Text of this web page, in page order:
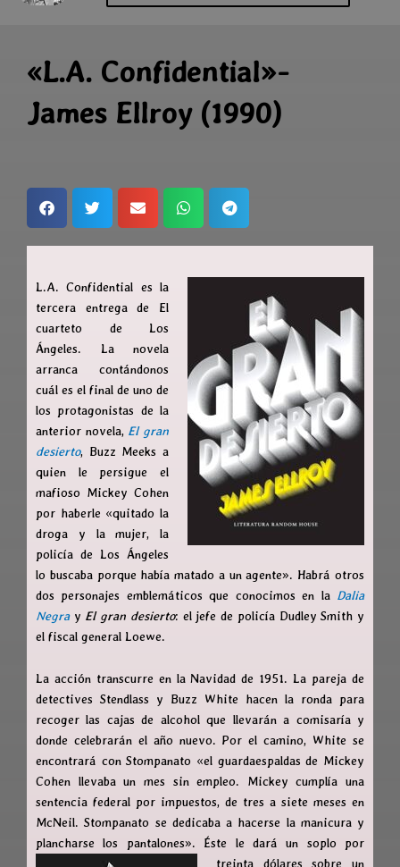
«L.A. Confidential»-
James Ellroy (1990)
L.A. Confidential es la
tercera entrega de El
cuarteto de Los
Ángeles. La novela
arranca contándonos
cuál es el final de uno de
los protagonistas de la
anterior novela, El gran
desierto, Buzz Meeks a
quien le persigue el
mafioso Mickey Cohen
por haberle «quitado la
droga y la mujer, la
policía de Los Ángeles
lo buscaba porque había matado a un agente». Habrá otros
dos personajes emblemáticos que conocimos en laDalia
Negray El gran desierto: el jefe de policía Dudley Smith y
el fiscal general Loewe.
La acción transcurre en la Navidad de 1951. La pareja de
detectives Stendlass y Buzz White hacen la ronda para
recoger las cajas de alcohol que llevarán a comisaría y
donde celebrarán el año nuevo. Por el camino, White se
encontrará con Stompanato «el guardaespaldas de Mickey
Cohen llevaba un mes sin empleo. Mickey cumplía una
sentencia federal por impuestos, de tres a siete meses en
McNeil. Stompanato se dedicaba a hacerse la manicura y
plancharse los pantalones». Éste le dará un soplo por
treinta dólares sobre un